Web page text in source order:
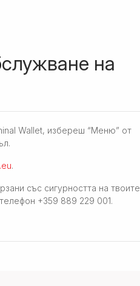
на
Wallet, избереш “Меню” от
.
със сигурността на твоите
+359 889 229 001.